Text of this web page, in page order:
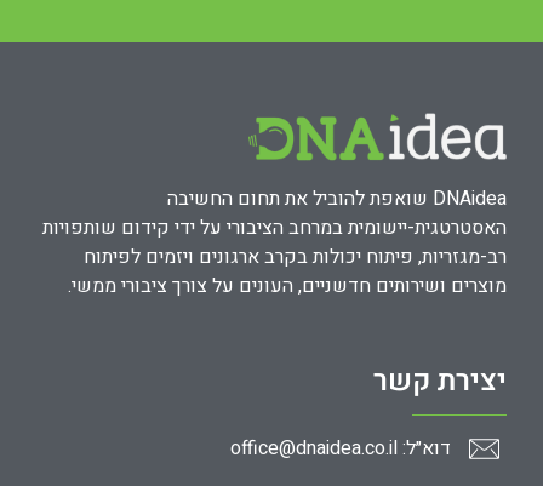
DNAidea שואפת להוביל את תחום החשיבה
האסטרטגית-יישומית במרחב הציבורי על ידי קידום שותפויות
רב-מגזריות, פיתוח יכולות בקרב ארגונים ויזמים לפיתוח
מוצרים ושירותים חדשניים, העונים על צורך ציבורי ממשי.
יצירת קשר
דוא״ל: office@dnaidea.co.il